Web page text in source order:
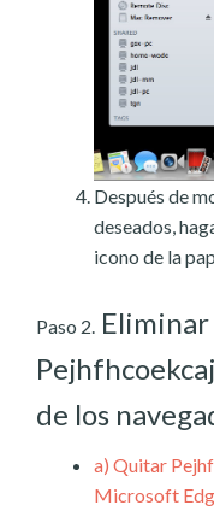
Después de
deseados,
icono de la
Paso 2. Eliminar
de los
a) Quitar
Microsoft